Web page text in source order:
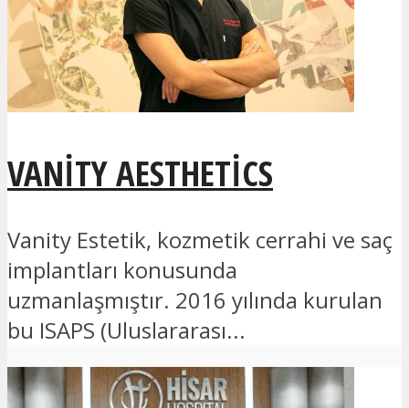
VANITY AESTHETICS
Vanity Estetik, kozmetik cerrahi ve saç
implantları konusunda
uzmanlaşmıştır. 2016 yılında kurulan
bu ISAPS (Uluslararası...